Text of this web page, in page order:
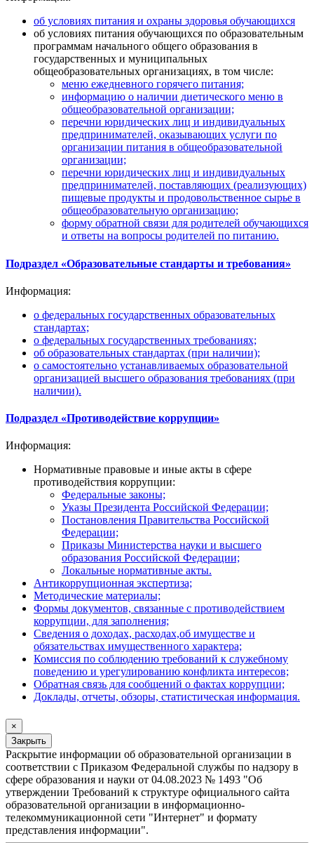
об условиях питания и охраны здоровья обучающихся
об условиях питания обучающихся по образовательным
программам начального общего образования в
государственных и муниципальных
общеобразовательных организациях, в том числе:
меню ежедневного горячего питания;
информацию о наличии диетического меню в
общеобразовательной организации;
перечни юридических лиц и индивидуальных
предпринимателей, оказывающих услуги по
организации питания в общеобразовательной
организации;
перечни юридических лиц и индивидуальных
предпринимателей, поставляющих (реализующих)
пищевые продукты и продовольственное сырье в
общеобразовательную организацию;
форму обратной связи для родителей обучающихся
и ответы на вопросы родителей по питанию.
Подраздел «Образовательные стандарты и требования»
Информация:
о федеральных государственных образовательных
стандартах;
о федеральных государственных требованиях;
об образовательных стандартах (при наличии);
о самостоятельно устанавливаемых образовательной
организацией высшего образования требованиях (при
наличии).
Подраздел «Противодействие коррупции»
Информация:
Нормативные правовые и иные акты в сфере
противодействия коррупции:
Федеральные законы;
Указы Президента Российской Федерации;
Постановления Правительства Российской
Федерации;
Приказы Министерства науки и высшего
образования Российской Федерации;
Локальные нормативные акты.
Антикоррупционная экспертиза;
Методические материалы;
Формы документов, связанные с противодействием
коррупции, для заполнения;
Сведения о доходах, расходах,об имуществе и
обязательствах имущественного характера;
Комиссия по соблюдению требований к служебному
поведению и урегулированию конфликта интересов;
Обратная связь для сообщений о фактах коррупции;
Доклады, отчеты, обзоры, статистическая информация.
×
Закрыть
Раскрытие информации об образовательной организации в
соответствии с Приказом Федеральной службы по надзору в
сфере образования и науки от 04.08.2023 № 1493 "Об
утверждении Требований к структуре официального сайта
образовательной организации в информационно-
телекоммуникационной сети "Интернет" и формату
представления информации".